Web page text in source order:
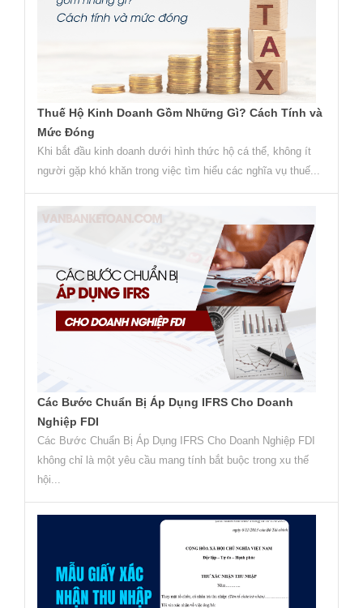
Thuế Hộ Kinh Doanh Gồm Những Gì? Cách Tính và
Mức Đóng
Khi bắt đầu kinh doanh dưới hình thức hộ cá thể, không ít
người gặp khó khăn trong việc tìm hiểu các nghĩa vụ thuế...
Các Bước Chuẩn Bị Áp Dụng IFRS Cho Doanh
Nghiệp FDI
Các Bước Chuẩn Bị Áp Dụng IFRS Cho Doanh Nghiệp FDI
không chỉ là một yêu cầu mang tính bắt buộc trong xu thế
hội...